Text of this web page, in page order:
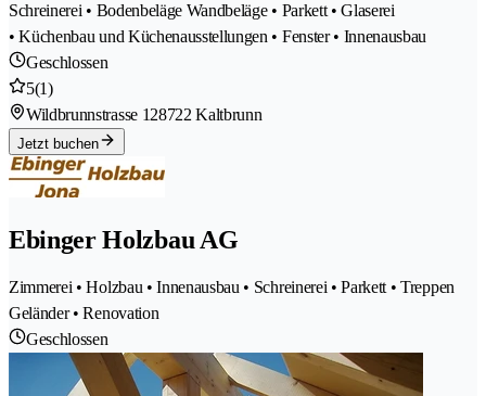
Schreinerei • Bodenbeläge Wandbeläge • Parkett • Glaserei
• Küchenbau und Küchenausstellungen • Fenster • Innenausbau
Geschlossen
5(1)
Wildbrunnstrasse 128722 Kaltbrunn
Jetzt buchen
Ebinger Holzbau AG
Zimmerei • Holzbau • Innenausbau • Schreinerei • Parkett • Treppen
Geländer • Renovation
Geschlossen